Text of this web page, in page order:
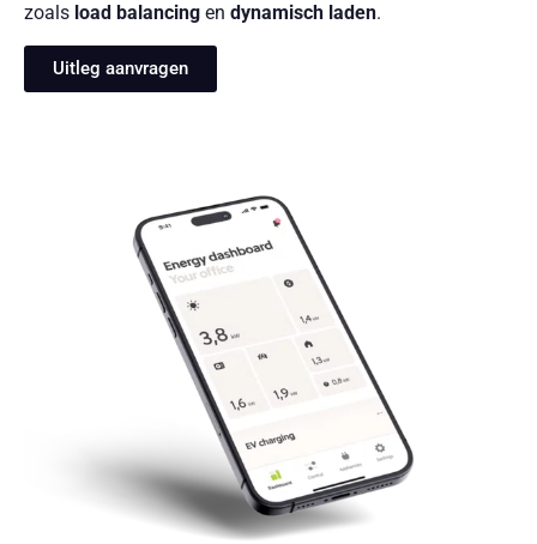
zoals load balancing en dynamisch laden.
Uitleg aanvragen